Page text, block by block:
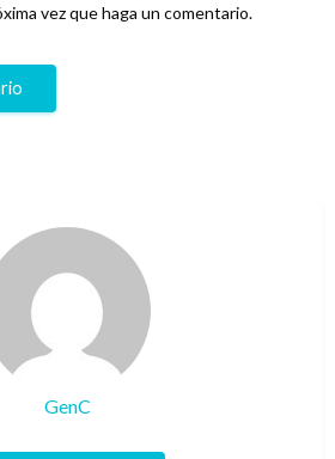
vez que haga un comentario.
GenC